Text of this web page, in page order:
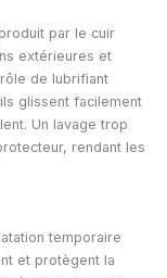
par le cuir
extérieures et
de lubrifiant
glissent facilement
Un lavage trop
rendant les
temporaire
et protègent la